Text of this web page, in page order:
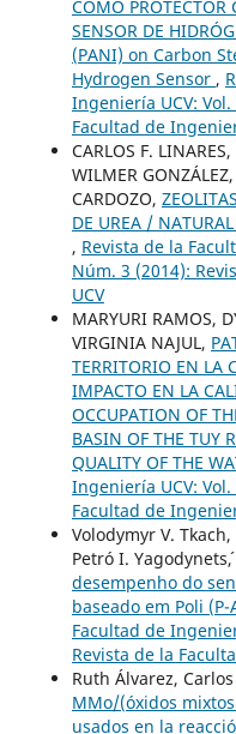
COMO PROTECTOR
SENSOR DE
(PANI) on Carbon
Hydrogen Sensor ,
Ingeniería UCV:
Facultad de
CARLOS F.
WILMER
CARDOZO,
DE UREA /
, Revista de la
Núm. 3 (2014):
UCV
MARYURI RAMOS,
VIRGINIA NAJUL,
TERRITORIO EN LA
IMPACTO EN LA
OCCUPATION OF
BASIN OF THE TUY
QUALITY OF THE
Ingeniería UCV:
Facultad de
Volodymyr V. Tkach,
Petró I. Yagodynets´,
desempenho do
baseado em Poli
Facultad de
Revista de la
Ruth Álvarez,
MMo/(óxidos
usados en la